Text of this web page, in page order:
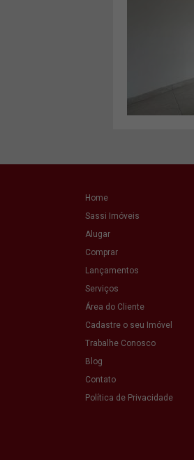
Home
Sassi Imóveis
Alugar
Comprar
Lançamentos
Serviços
Área do Cliente
Cadastre o seu Imóvel
Trabalhe Conosco
Blog
Contato
Política de Privacidade